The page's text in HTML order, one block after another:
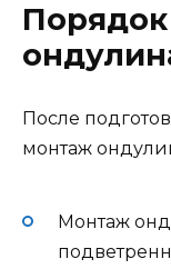
После
монтаж
Монтаж